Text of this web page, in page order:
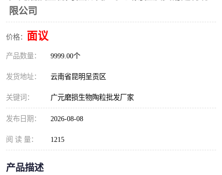
限公司
价格： 面议
产品数量： 9999.00个
发货地址： 云南省昆明呈贡区
关键词： 广元磨损生物陶粒批发厂家
发布日期： 2026-08-08
阅 读 量： 1215
产品描述